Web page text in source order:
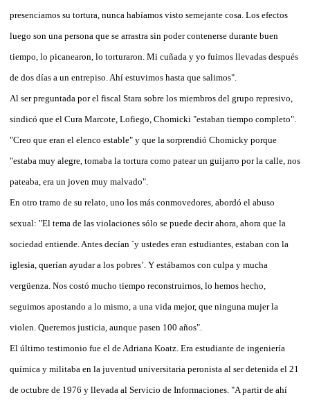
presenciamos su tortura, nunca habíamos visto semejante cosa. Los efectos
luego son una persona que se arrastra sin poder contenerse durante buen
tiempo, lo picanearon, lo torturaron. Mi cuñada y yo fuimos llevadas después
de dos días a un entrepiso. Ahí estuvimos hasta que salimos".
Al ser preguntada por el fiscal Stara sobre los miembros del grupo represivo,
sindicó que el Cura Marcote, Lofiego, Chomicki "estaban tiempo completo".
"Creo que eran el elenco estable" y que la sorprendió Chomicky porque
"estaba muy alegre, tomaba la tortura como patear un guijarro por la calle, nos
pateaba, era un joven muy malvado".
En otro tramo de su relato, uno los más conmovedores, abordó el abuso
sexual: "El tema de las violaciones sólo se puede decir ahora, ahora que la
sociedad entiende. Antes decían `y ustedes eran estudiantes, estaban con la
iglesia, querían ayudar a los pobres’. Y estábamos con culpa y mucha
vergüenza. Nos costó mucho tiempo reconstruirnos, lo hemos hecho,
seguimos apostando a lo mismo, a una vida mejor, que ninguna mujer la
violen. Queremos justicia, aunque pasen 100 años".
El último testimonio fue el de Adriana Koatz. Era estudiante de ingeniería
química y militaba en la juventud universitaria peronista al ser detenida el 21
de octubre de 1976 y llevada al Servicio de Informaciones. "A partir de ahí